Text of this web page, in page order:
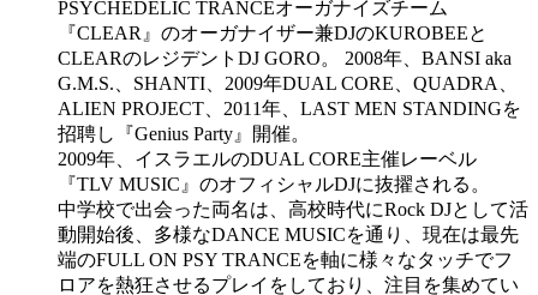
PSYCHEDELIC TRANCEオーガナイズチーム
『CLEAR』のオーガナイザー兼DJのKUROBEEと
CLEARのレジデントDJ GORO。 2008年、BANSI aka
G.M.S.、SHANTI、2009年DUAL CORE、QUADRA、
ALIEN PROJECT、2011年、LAST MEN STANDINGを
招聘し『Genius Party』開催。
2009年、イスラエルのDUAL CORE主催レーベル
『TLV MUSIC』のオフィシャルDJに抜擢される。
中学校で出会った両名は、高校時代にRock DJとして活
動開始後、多様なDANCE MUSICを通り、現在は最先
端のFULL ON PSY TRANCEを軸に様々なタッチでフ
ロアを熱狂させるプレイをしており、注目を集めてい